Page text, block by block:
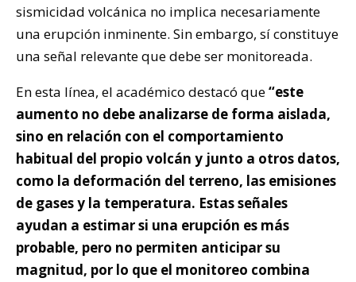
sismicidad volcánica no implica necesariamente
una erupción inminente. Sin embargo, sí constituye
una señal relevante que debe ser monitoreada.
En esta línea, el académico destacó que“este
aumento no debe analizarse de forma aislada,
sino en relación con el comportamiento
habitual del propio volcán y junto a otros datos,
como la deformación del terreno, las emisiones
de gases y la temperatura. Estas señales
ayudan a estimar si una erupción es más
probable, pero no permiten anticipar su
magnitud, por lo que el monitoreo combina